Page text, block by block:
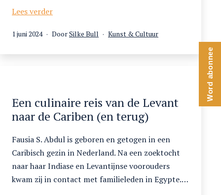
Lees verderVerhalen
hummus
met
Hanan
Faour
Gepubliceerd
1 juni 2024 DoorSilke Bull
Gecategoriseerd
Kunst & Cultuur
Een culinaire reis van de Levant
naar de Cariben (en terug)
Fausia S. Abdul is geboren en getogen in een
Caribisch gezin in Nederland. Na een zoektocht
naar haar Indiase en Levantijnse voorouders
kwam zij in contact met familieleden in Egypte.…
Word abonnee